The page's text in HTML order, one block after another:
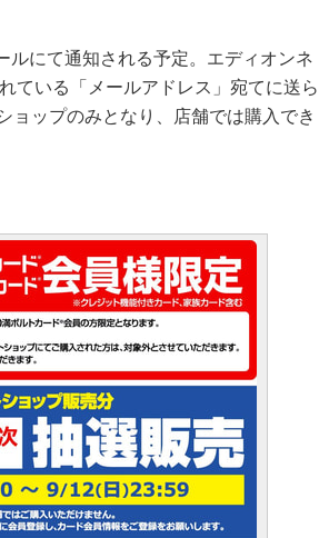
にて通知される予定。エディオンネ
ている「メールアドレス」宛てに送ら
ョップのみとなり、店舗では購入でき